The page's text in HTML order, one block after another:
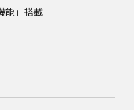
能」搭載